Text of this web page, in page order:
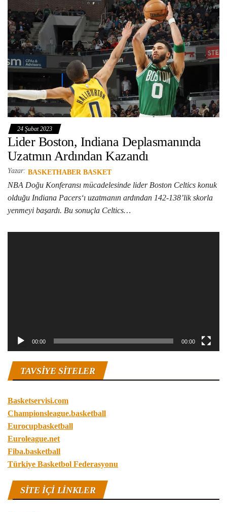
24 Şubat 2023
Lider Boston, Indiana Deplasmanında
Uzatmın Ardından Kazandı
Yazar: BASKETHABER BASKET
NBA Doğu Konferansı mücadelesinde lider Boston Celtics konuk
olduğu Indiana Pacers‘ı uzatmanın ardından 142-138’lik skorla
yenmeyi başardı. Bu sonuçla Celtics…
00:00 00:00
TAVSIYE SITELER
Basketservisi.com
Championsleague.basketball
Eurocupbasketball
Euroleague.net
Fiba.basketball
Türkiye Basketbol Federasyonu
SITE IÇI LINKLER